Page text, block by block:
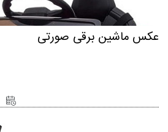
عکس ماشین برقی صورتی